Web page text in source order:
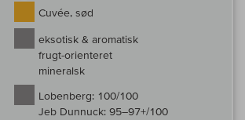
Cuvée, sød
eksotisk & aromatisk
frugt-orienteret
mineralsk
Lobenberg: 100/100
Jeb Dunnuck: 95–97+/100